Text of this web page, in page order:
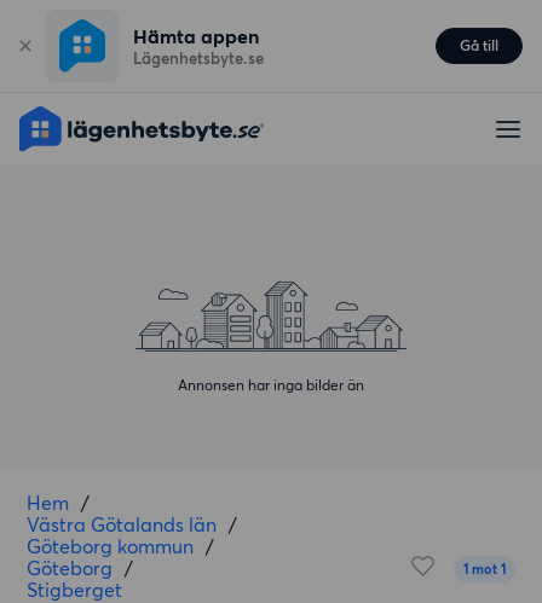
Hämta appen
Lägenhetsbyte.se
Gå till
Annonsen har inga bilder än
Hem /
Västra Götalands län /
Göteborg kommun /
Göteborg /
Stigberget
1 mot 1